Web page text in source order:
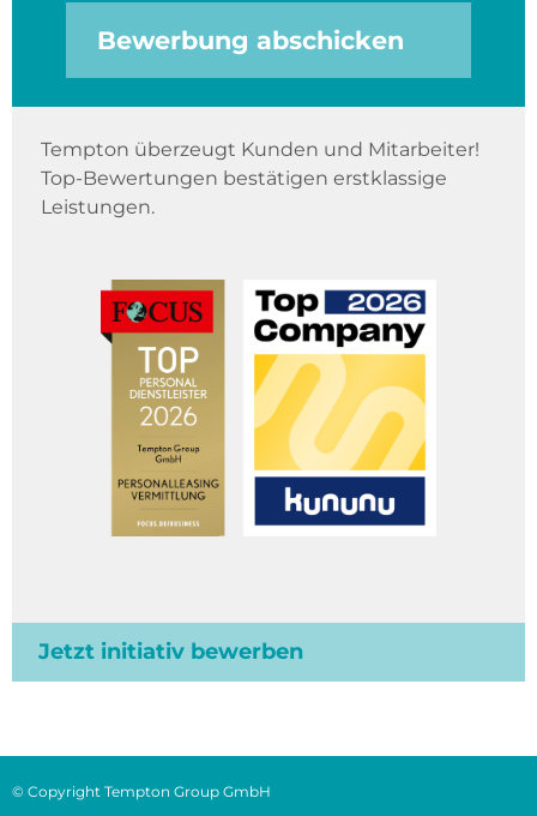
Bewerbung abschicken
Tempton überzeugt Kunden und Mitarbeiter!
Top-Bewertungen bestätigen erstklassige
Leistungen.
Jetzt initiativ bewerben
© Copyright Tempton Group GmbH